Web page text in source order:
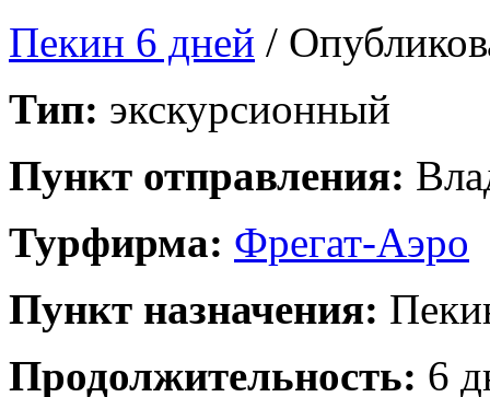
Пекин 6 дней /
Тип: экскурсионный
Пункт отправления:
Турфирма: Фрегат-Аэро
Пункт назначения:
Продолжительность: 6